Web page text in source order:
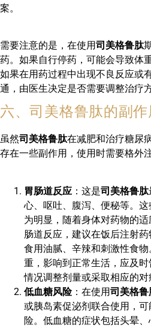
案。
需要注意的是，在使用司美格鲁肽
药。如果自行停药，可能会导致体
如果在用药过程中出现不良反应或
通，由医生决定是否需要调整治疗方
六、司美格鲁肽的副
虽然司美格鲁肽在减肥和治疗糖尿
存在一些副作用，使用时需要格外注
胃肠道反应 ：这是司美格鲁肽
心、呕吐、腹泻、便秘等。
为明显，随着身体对药物的
肠道反应，建议在饭后注射
食用油腻、辛辣和刺激性食
重，影响到正常生活，应及
情况调整剂量或采取相应的对
低血糖风险：在使用司美格鲁
或胰岛素促泌剂联合使用，
险。低血糖的症状包括头晕